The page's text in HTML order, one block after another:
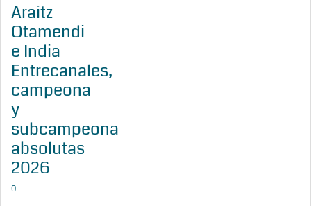
Araitz
Otamendi
e India
Entrecanales,
campeona
y
subcampeona
absolutas
2026
0